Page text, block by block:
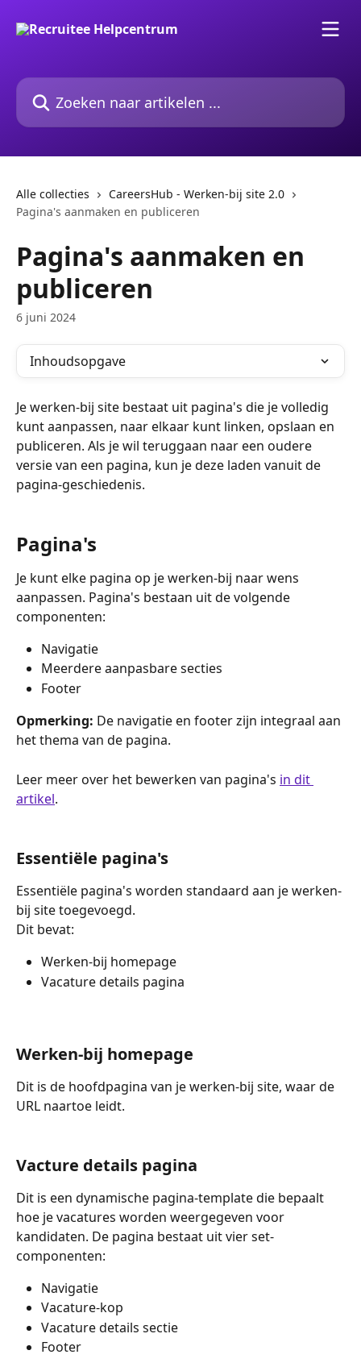
Zoeken naar artikelen ...
Alle collecties
CareersHub - Werken-bij site 2.0
Pagina's aanmaken en publiceren
Pagina's aanmaken en
publiceren
6 juni 2024
Inhoudsopgave
Je werken-bij site bestaat uit pagina's die je volledig
kunt aanpassen, naar elkaar kunt linken, opslaan en
publiceren. Als je wil teruggaan naar een oudere
versie van een pagina, kun je deze laden vanuit de
pagina-geschiedenis.
Pagina's
Je kunt elke pagina op je werken-bij naar wens
aanpassen. Pagina's bestaan uit de volgende
componenten:
Navigatie
Meerdere aanpasbare secties
Footer
Opmerking: De navigatie en footer zijn integraal aan
het thema van de pagina.
Leer meer over het bewerken van pagina's in dit
artikel.
Essentiële pagina's
Essentiële pagina's worden standaard aan je werken-
bij site toegevoegd.
Dit bevat:
Werken-bij homepage
Vacature details pagina
Werken-bij homepage
Dit is de hoofdpagina van je werken-bij site, waar de
URL naartoe leidt.
Vacture details pagina
Dit is een dynamische pagina-template die bepaalt
hoe je vacatures worden weergegeven voor
kandidaten. De pagina bestaat uit vier set-
componenten:
Navigatie
Vacature-kop
Vacature details sectie
Footer